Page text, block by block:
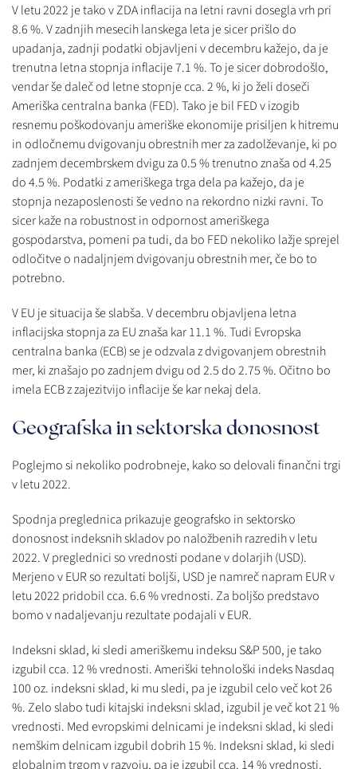
V letu 2022 je tako v ZDA inflacija na letni ravni dosegla vrh pri
8.6 %. V zadnjih mesecih lanskega leta je sicer prišlo do
upadanja, zadnji podatki objavljeni v decembru kažejo, da je
trenutna letna stopnja inflacije 7.1 %. To je sicer dobrodošlo,
vendar še daleč od letne stopnje cca. 2 %, ki jo želi doseči
Ameriška centralna banka (FED). Tako je bil FED v izogib
resnemu poškodovanju ameriške ekonomije prisiljen k hitremu
in odločnemu dvigovanju obrestnih mer za zadolževanje, ki po
zadnjem decembrskem dvigu za 0.5 % trenutno znaša od 4.25
do 4.5 %. Podatki z ameriškega trga dela pa kažejo, da je
stopnja nezaposlenosti še vedno na rekordno nizki ravni. To
sicer kaže na robustnost in odpornost ameriškega
gospodarstva, pomeni pa tudi, da bo FED nekoliko lažje sprejel
odločitve o nadaljnjem dvigovanju obrestnih mer, če bo to
potrebno.
V EU je situacija še slabša. V decembru objavljena letna
inflacijska stopnja za EU znaša kar 11.1 %. Tudi Evropska
centralna banka (ECB) se je odzvala z dvigovanjem obrestnih
mer, ki znašajo po zadnjem dvigu od 2.5 do 2.75 %. Očitno bo
imela ECB z zajezitvijo inflacije še kar nekaj dela.
Geografska in sektorska donosnost
Poglejmo si nekoliko podrobneje, kako so delovali finančni trgi
v letu 2022.
Spodnja preglednica prikazuje geografsko in sektorsko
donosnost indeksnih skladov po naložbenih razredih v letu
2022. V preglednici so vrednosti podane v dolarjih (USD).
Merjeno v EUR so rezultati boljši, USD je namreč napram EUR v
letu 2022 pridobil cca. 6.6 % vrednosti. Za boljšo predstavo
bomo v nadaljevanju rezultate podajali v EUR.
Indeksni sklad, ki sledi ameriškemu indeksu S&P 500, je tako
izgubil cca. 12 % vrednosti. Ameriški tehnološki indeks Nasdaq
100 oz. indeksni sklad, ki mu sledi, pa je izgubil celo več kot 26
%. Zelo slabo tudi kitajski indeksni sklad, izgubil je več kot 21 %
vrednosti. Med evropskimi delnicami je indeksni sklad, ki sledi
nemškim delnicam izgubil dobrih 15 %. Indeksni sklad, ki sledi
globalnim trgom v razvoju, pa je izgubil cca. 14 % vrednosti.